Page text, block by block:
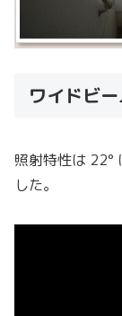
ワイドビ
照射特性は 22°
した。